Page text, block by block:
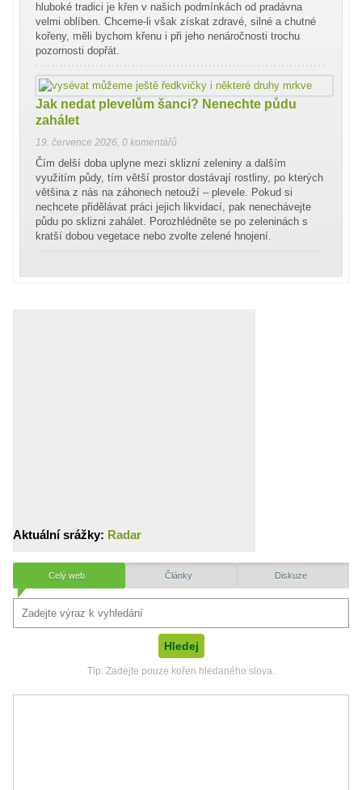
hluboké tradici je křen v našich podmínkách od pradávna
velmi oblíben. Chceme-li však získat zdravé, silné a chutné
kořeny, měli bychom křenu i při jeho nenáročnosti trochu
pozornosti dopřát.
Jak nedat plevelům šanci? Nenechte půdu
zahálet
19. července 2026, 0 komentářů
Čím delší doba uplyne mezi sklizní zeleniny a dalším
využitím půdy, tím větší prostor dostávají rostliny, po kterých
většina z nás na záhonech netouží – plevele. Pokud si
nechcete přidělávat práci jejich likvidací, pak nenechávejte
půdu po sklizni zahálet. Porozhlédněte se po zeleninách s
kratší dobou vegetace nebo zvolte zelené hnojení.
Aktuální srážky: Radar
Celý web Články Diskuze
Tip: Zadejte pouze kořen hledaného slova.